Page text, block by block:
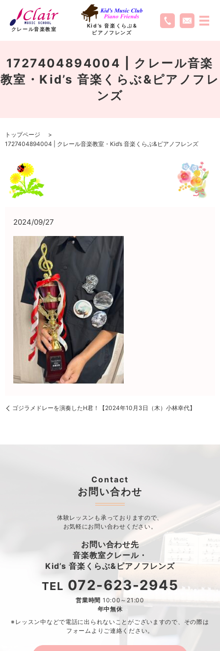
クレール音楽教室
Kid’s 音楽くらぶ&
ピアノフレンズ
1727404894004 | クレール音楽
教室・Kid’s 音楽くらぶ&ピアノフレ
ンズ
トップページ
1727404894004 | クレール音楽教室・Kid’s 音楽くらぶ&ピアノフレンズ
2024/09/27
ゴジラメドレーを演奏したH君！【2024年10月3日（木）小林幸代】
Contact
お問い合わせ
体験レッスンも承っておりますので、
お気軽にお問い合わせください。
お問い合わせ先
音楽教室クレール・
Kid’s 音楽くらぶ&ピアノフレンズ
TEL 072-623-2945
営業時間 10:00～21:00
年中無休
※レッスン中などで電話に出られないことがございますので、 その際は
フォームよりご連絡ください。